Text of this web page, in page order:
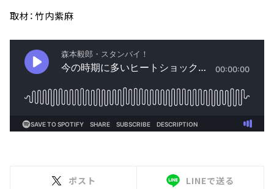
取材：竹内紫麻
ポスト LINEで送る